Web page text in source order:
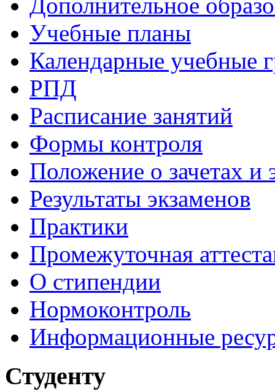
Учебные планы
Календарные учебные
РПД
Расписание занятий
Формы контроля
Положение о зачетах и
Результаты экзаменов
Практики
Промежуточная
О стипендии
Нормоконтроль
Информационные
Студенту